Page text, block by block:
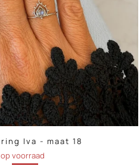
Iva - maat 18
voorraad